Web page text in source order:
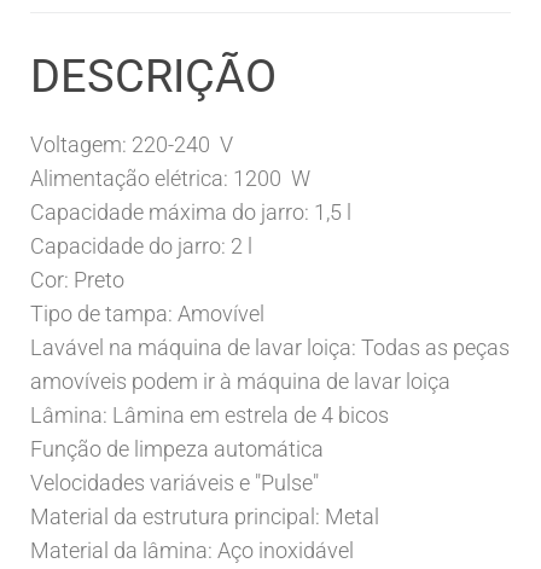
DESCRIÇÃO
Voltagem: 220-240 V
Alimentação elétrica: 1200 W
Capacidade máxima do jarro: 1,5 l
Capacidade do jarro: 2 l
Cor: Preto
Tipo de tampa: Amovível
Lavável na máquina de lavar loiça: Todas as peças
amovíveis podem ir à máquina de lavar loiça
Lâmina: Lâmina em estrela de 4 bicos
Função de limpeza automática
Velocidades variáveis e "Pulse"
Material da estrutura principal: Metal
Material da lâmina: Aço inoxidável